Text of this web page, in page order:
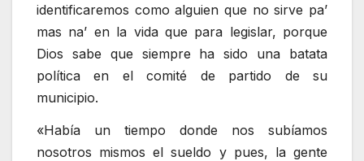
identificaremos como alguien que no sirve pa’
mas na’ en la vida que para legislar, porque
Dios sabe que siempre ha sido una batata
política en el comité de partido de su
municipio.
«Había un tiempo donde nos subíamos
nosotros mismos el sueldo y pues, la gente